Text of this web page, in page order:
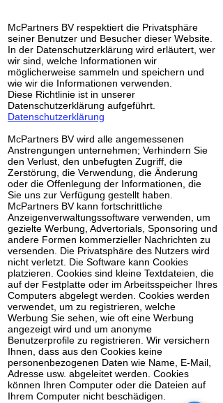
McPartners BV respektiert die Privatsphäre
seiner Benutzer und Besucher dieser Website.
In der Datenschutzerklärung wird erläutert, wer
wir sind, welche Informationen wir
möglicherweise sammeln und speichern und
wie wir die Informationen verwenden.
Diese Richtlinie ist in unserer
Datenschutzerklärung aufgeführt.
Datenschutzerklärung
McPartners BV wird alle angemessenen
Anstrengungen unternehmen; Verhindern Sie
den Verlust, den unbefugten Zugriff, die
Zerstörung, die Verwendung, die Änderung
oder die Offenlegung der Informationen, die
Sie uns zur Verfügung gestellt haben.
McPartners BV kann fortschrittliche
Anzeigenverwaltungssoftware verwenden, um
gezielte Werbung, Advertorials, Sponsoring und
andere Formen kommerzieller Nachrichten zu
versenden. Die Privatsphäre des Nutzers wird
nicht verletzt. Die Software kann Cookies
platzieren. Cookies sind kleine Textdateien, die
auf der Festplatte oder im Arbeitsspeicher Ihres
Computers abgelegt werden. Cookies werden
verwendet, um zu registrieren, welche
Werbung Sie sehen, wie oft eine Werbung
angezeigt wird und um anonyme
Benutzerprofile zu registrieren. Wir versichern
Ihnen, dass aus den Cookies keine
personenbezogenen Daten wie Name, E-Mail,
Adresse usw. abgeleitet werden. Cookies
können Ihren Computer oder die Dateien auf
Ihrem Computer nicht beschädigen.